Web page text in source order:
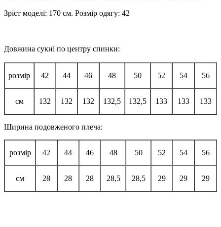
Зріст моделі: 170 см. Розмір одягу: 42
Довжина сукні по центру спинки:
розмір 42 44 46 48 50 52 54 56
см 132 132 132 132,5 132,5 133 133 133
Ширина подовженого плеча:
розмір 42 44 46 48 50 52 54 56
см 28 28 28 28,5 28,5 29 29 29